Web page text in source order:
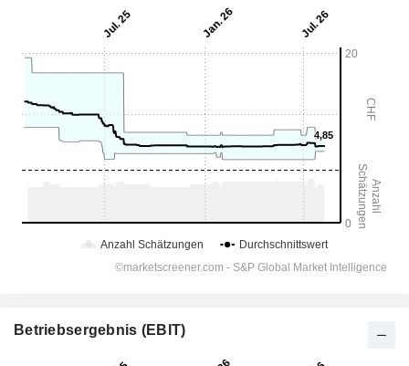
Betriebsergebnis (EBIT)